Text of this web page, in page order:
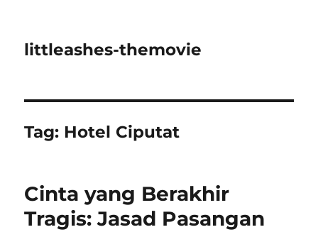
littleashes-themovie
Tag: Hotel Ciputat
Cinta yang Berakhir
Tragis: Jasad Pasangan